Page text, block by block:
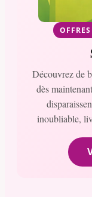
Découvrez de
dès
inoubliable,